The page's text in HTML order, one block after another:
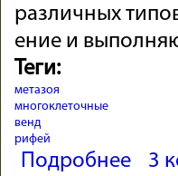
разли­чных
ение и
Теги:
метазоя
многоклеточные
венд
рифей
Подробнее о 3